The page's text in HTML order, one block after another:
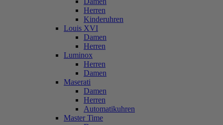
Herren
Kinderuhren
Louis XVI
Damen
Herren
Luminox
Herren
Damen
Maserati
Damen
Herren
Automatikuhren
Master Time